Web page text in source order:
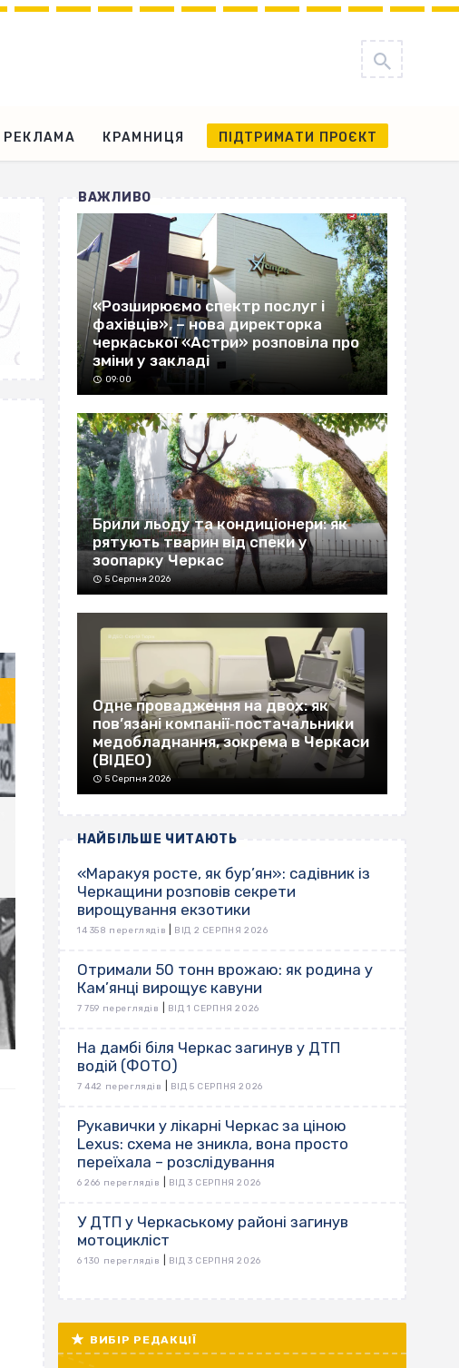
РЕКЛАМА КРАМНИЦЯ ПІДТРИМАТИ ПРОЄКТ
ВАЖЛИВО
«Розширюємо спектр послуг і
фахівців», – нова директорка
черкаської «Астри» розповіла про
зміни у закладі
09:00
Брили льоду та кондиціонери: як
рятують тварин від спеки у
зоопарку Черкас
5 Серпня 2026
Одне провадження на двох: як
пов’язані компанії‐постачальники
медобладнання, зокрема в Черкаси
(ВІДЕО)
5 Серпня 2026
НАЙБІЛЬШЕ ЧИТАЮТЬ
«Маракуя росте, як бур’ян»: садівник із
Черкащини розповів секрети
вирощування екзотики
14 358 переглядів ВІД 2 СЕРПНЯ 2026
Отримали 50 тонн врожаю: як родина у
Кам’янці вирощує кавуни
7 759 переглядів ВІД 1 СЕРПНЯ 2026
На дамбі біля Черкас загинув у ДТП
водій (ФОТО)
7 442 переглядів ВІД 5 СЕРПНЯ 2026
Рукавички у лікарні Черкас за ціною
Lexus: схема не зникла, вона просто
переїхала – розслідування
6 266 переглядів ВІД 3 СЕРПНЯ 2026
У ДТП у Черкаському районі загинув
мотоцикліст
6 130 переглядів ВІД 3 СЕРПНЯ 2026
ВИБІР РЕДАКЦІЇ